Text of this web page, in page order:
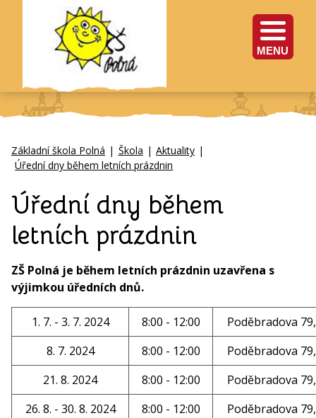
MENU
Základní škola Polná | Škola | Aktuality |
Úřední dny během letních prázdnin
Úřední dny během
letních prázdnin
ZŠ Polná je během letních prázdnin uzavřena s
výjimkou úředních dnů.
1. 7. - 3. 7. 2024 8:00 - 12:00
Poděbradova
8. 7. 2024
8:00 - 12:00
Poděbradova
21. 8. 2024
8:00 - 12:00
Poděbradova
26. 8. - 30. 8. 2024
8:00 - 12:00 Poděbradova